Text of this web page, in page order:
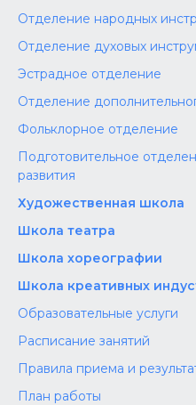
Отделение народных
Отделение духовых
Эстрадное отделение
Отделение
Фольклорное отделение
Подготовительное
развития
Художественная школа
Школа‌‌‌‌ театра
Школа хореографии
Школа креативных
Образовательные услуги
Расписание занятий
Правила приема и
План работы